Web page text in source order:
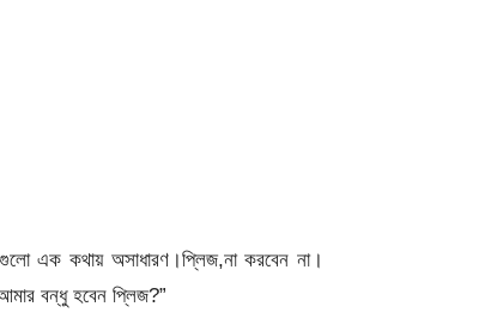
এক কথায় অসাধারণ।প্লিজ,না করবেন না।
বন্ধু হবেন প্লিজ?”